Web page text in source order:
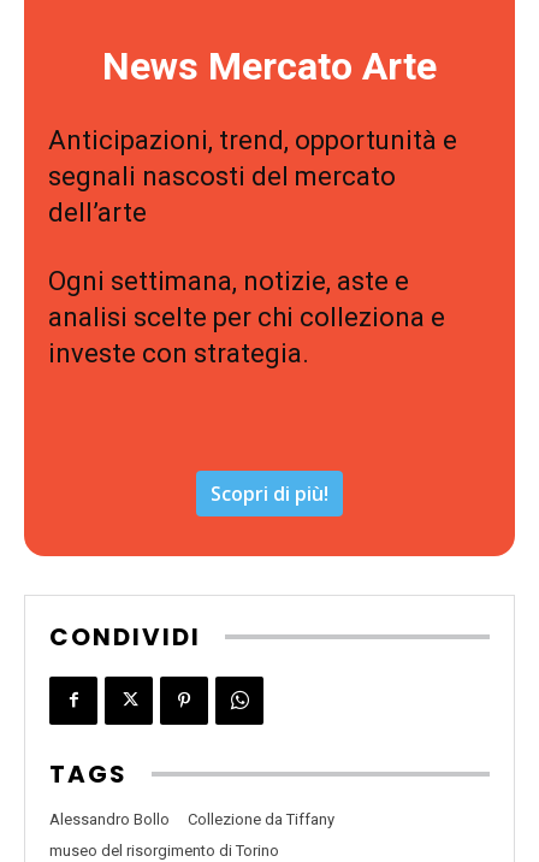
News Mercato Arte
Anticipazioni, trend, opportunità e
segnali nascosti del mercato
dell’arte
Ogni settimana, notizie, aste e
analisi scelte per chi colleziona e
investe con strategia.
Scopri di più!
CONDIVIDI
TAGS
Alessandro Bollo
Collezione da Tiffany
museo del risorgimento di Torino